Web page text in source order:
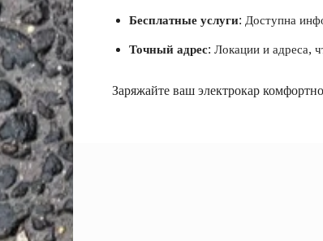
Бесплатные услуги: Доступна
Точный адрес: Локации и адреса,
Заряжайте ваш электрокар